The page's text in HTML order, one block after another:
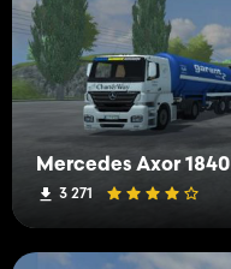
Mercedes Axor 1840
3 271